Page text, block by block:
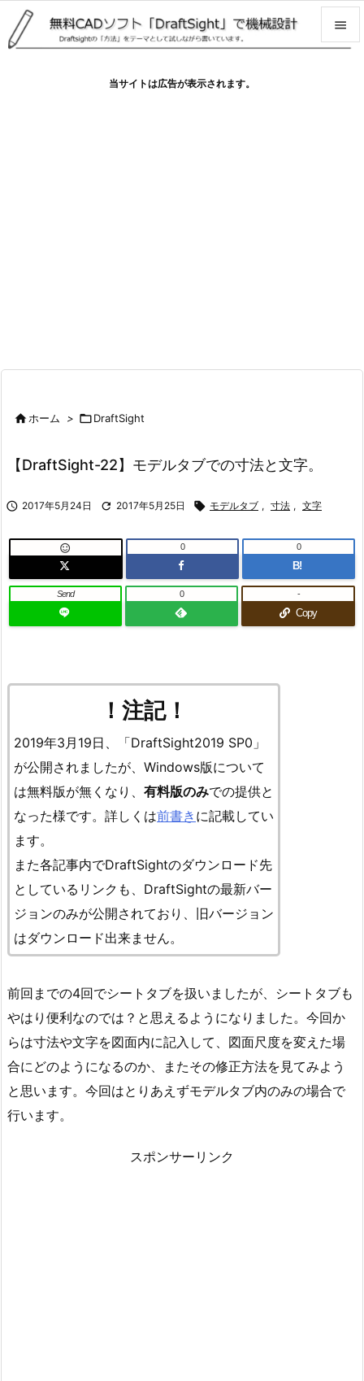

当サイトは広告が表示されます。
ホーム > DraftSight
【DraftSight-22】モデルタブでの寸法と文字。
 2017年5月24日  2017年5月25日  モデルタブ , 寸法 , 文字
 0
B!
0
Send 0
Copy
-
！注記！
2019年3月19日、「DraftSight2019 SP0」
が公開されましたが、Windows版について
は無料版が無くなり、 有料版のみでの提供と
なった様です。詳しくは前書き に記載してい
ます。
また各記事内でDraftSightのダウンロード先
としているリンクも、DraftSightの最新バー
ジョンのみが公開されており、旧バージョン
はダウンロード出来ません。
前回までの4回でシートタブを扱いましたが、シートタブも
やはり便利なのでは？と思えるようになりました。今回か
らは寸法や文字を図面内に記入して、図面尺度を変えた場
合にどのようになるのか、またその修正方法を見てみよう
と思います。今回はとりあえずモデルタブ内のみの場合で
行います。
スポンサーリンク